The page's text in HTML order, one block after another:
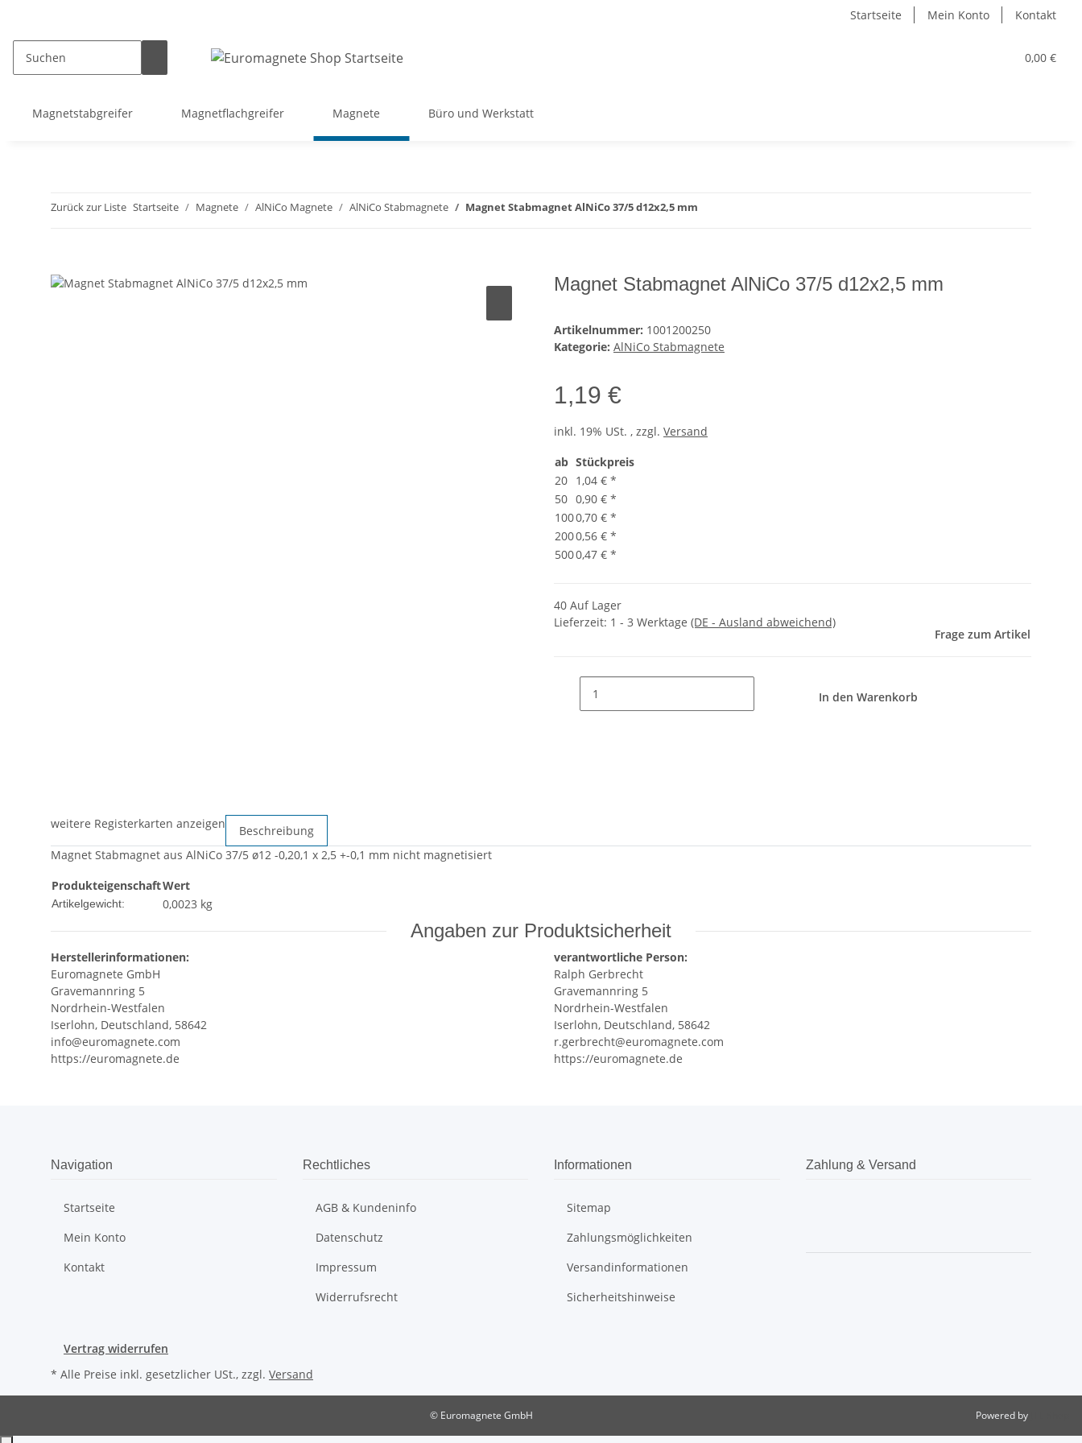
Startseite Mein Konto Kontakt
0,00 €
Magnetstabgreifer Magnetflachgreifer Magnete Büro und Werkstatt
Zurück zur Liste Startseite Magnete AlNiCo Magnete AlNiCo Stabmagnete Magnet Stabmagnet AlNiCo 37/5 d12x2,5 mm
Magnet Stabmagnet AlNiCo 37/5 d12x2,5 mm
Artikelnummer: 1001200250
Kategorie: AlNiCo Stabmagnete
1,19 €
inkl. 19% USt. , zzgl. Versand
ab Stückpreis
20 1,04 € *
50 0,90 € *
1000,70 € *
2000,56 € *
5000,47 € *
40 Auf Lager
Lieferzeit: 1 - 3 Werktage (DE - Ausland abweichend)
Frage zum Artikel
In den Warenkorb
weitere Registerkarten anzeigen
Beschreibung
Magnet Stabmagnet aus AlNiCo 37/5 ø12 -0,20,1 x 2,5 +-0,1 mm nicht magnetisiert
ProdukteigenschaftWert
Artikelgewicht: 0,0023 kg
Angaben zur Produktsicherheit
Herstellerinformationen:
Euromagnete GmbH
Gravemannring 5
Nordrhein-Westfalen
Iserlohn, Deutschland, 58642
info@euromagnete.com
https://euromagnete.de
verantwortliche Person:
Ralph Gerbrecht
Gravemannring 5
Nordrhein-Westfalen
Iserlohn, Deutschland, 58642
r.gerbrecht@euromagnete.com
https://euromagnete.de
Navigation
Startseite
Mein Konto
Kontakt
Rechtliches
AGB & Kundeninfo
Datenschutz
Impressum
Widerrufsrecht
Informationen
Sitemap
Zahlungsmöglichkeiten
Versandinformationen
Sicherheitshinweise
Zahlung & Versand
Vertrag widerrufen
* Alle Preise inkl. gesetzlicher USt., zzgl. Versand
© Euromagnete GmbH Powered by